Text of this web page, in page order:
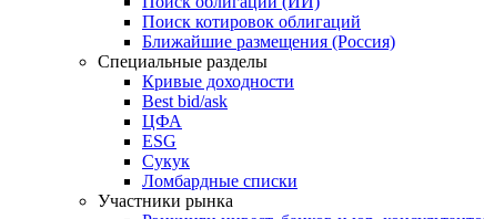
Облигации
Поиски
Поиск облигаций & Карты рынка
Поиск облигаций (ИИ)
Поиск котировок облигаций
Ближайшие размещения (Россия)
Специальные разделы
Кривые доходности
Best bid/ask
ЦФА
ESG